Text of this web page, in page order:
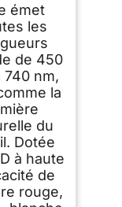
émet
les
de 450
740 nm,
la
du
Dotée
à haute
de
rouge,